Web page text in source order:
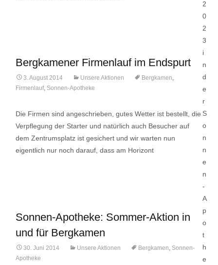
Bergkamener Firmenlauf im Endspurt
3. August 2014 Unsere Aktionen Bergkamen,
Firmenlauf, Sonnen-Apotheke
Die Firmen sind angeschrieben, gutes Wetter ist bestellt, die
Verpflegung der Starter und natürlich auch Besucher auf
dem Zentrumsplatz ist gesichert und wir warten nun
eigentlich nur noch darauf, dass am Horizont
Sonnen-Apotheke: Sommer-Aktion in
und für Bergkamen
30. Juni 2014 Unsere Aktionen Bergkamen, Sonnen-
Apotheke